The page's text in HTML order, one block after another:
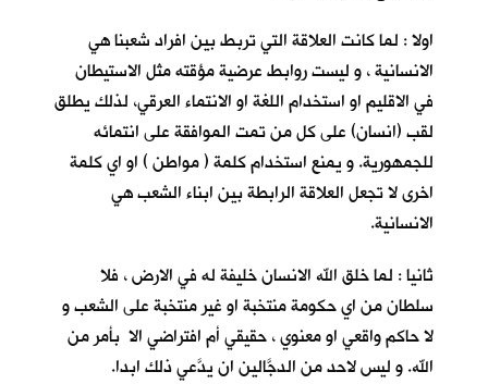
اولا : لما كانت العلاقة التي تربط بين افراد شعبنا هي
الانسانية ، و ليست روابط عرضية مؤقته مثل الاستيطان
في الاقليم او استخدام اللغة او الانتماء العرقي، لذلك يطلق
لقب (انسان) على كل من تمت الموافقة على انتمائه
للجمهورية. و يمنع استخدام كلمة ( مواطن ) او اي كلمة
اخرى لا تجعل العلاقة الرابطة بين ابناء الشعب هي
الانسانية.
ثانيا : لما خلق الله الانسان خليفة له في الارض ، فلا
سلطان من اي حكومة منتخبة او غير منتخبة على الشعب و
لا حاكم واقعي او معنوي ، حقيقي أم افتراضي الا بأمر من
الله. و ليس لاحد من الدجَّالين ان يدَّعي ذلك ابدا.